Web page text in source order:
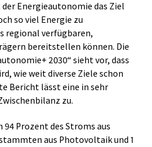
Energieautonomie das Ziel
so viel Energie zu
regional verfügbaren,
bereitstellen können. Die
2030“ sieht vor, dass
wie weit diverse Ziele schon
Bericht lässt eine in sehr
zu.
Prozent des Stroms aus
aus Photovoltaik und 1